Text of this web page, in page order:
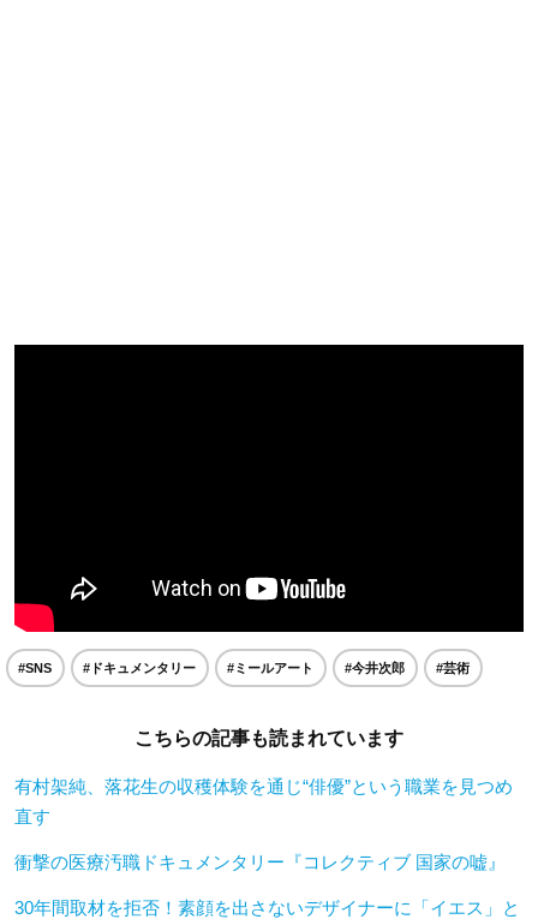
#SNS #ドキュメンタリー #ミールアート #今井次郎 #芸術
こちらの記事も読まれています
有村架純、落花生の収穫体験を通じ“俳優”という職業を見つめ
直す
衝撃の医療汚職ドキュメンタリー『コレクティブ 国家の嘘』
30年間取材を拒否！素顔を出さないデザイナーに「イエス」と